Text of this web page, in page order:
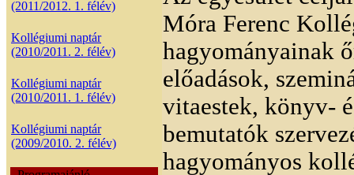
(2011/2012. 1. félév)
Kollégiumi naptár
(2010/2011. 2. félév)
Kollégiumi naptár
(2010/2011. 1. félév)
Kollégiumi naptár
(2009/2010. 2. félév)
Móra Ferenc
hagyományainak
előadások,
vitaestek, könyv-
bemutatók
hagyományos